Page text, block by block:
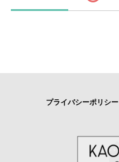
プライバシーポリシー